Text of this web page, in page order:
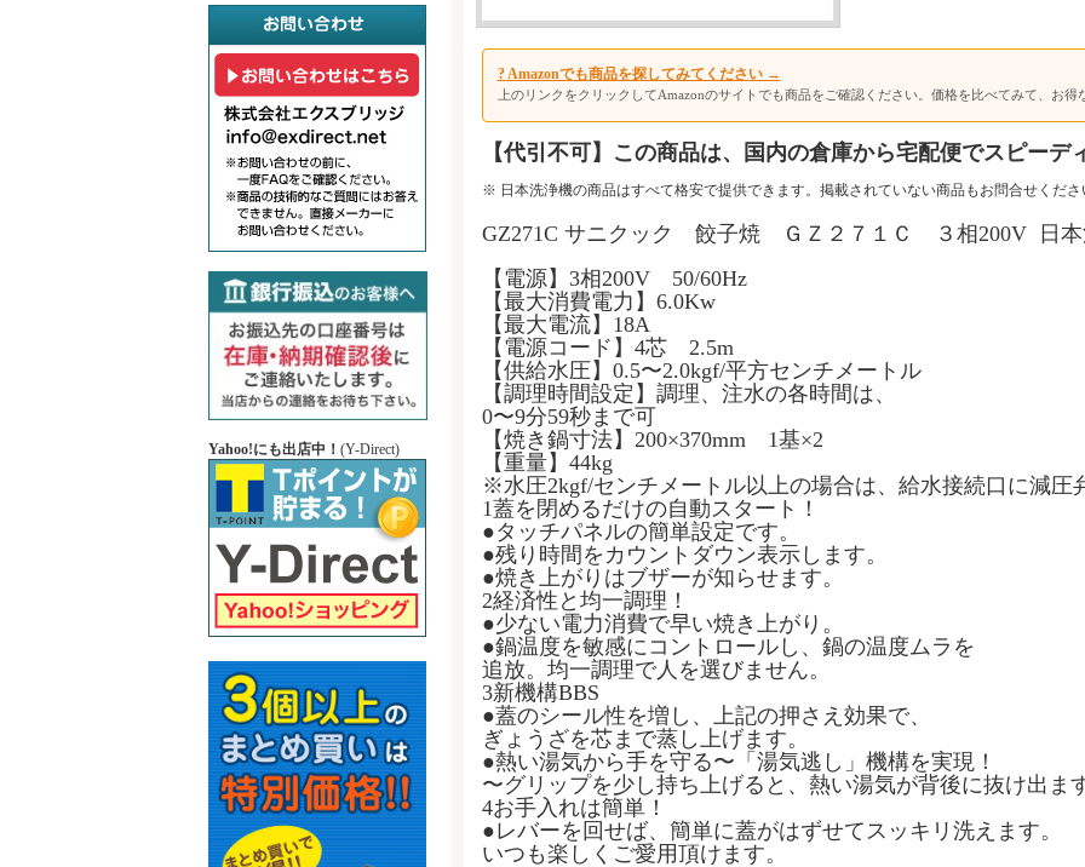
Yahoo!にも出店中！ (Y-Direct)
? Amazonでも商品を探してみてください →
上のリンクをクリックしてAmazonのサイトでも商品をご確認ください。価格を比べてみて、お得
【代引不可】この商品は、国内の倉庫から宅配便でスピーデ
※ 日本洗浄機の商品はすべて格安で提供できます。掲載されていない商品もお問合せくださ
GZ271C サニクック 餃子焼 ＧＺ２７１Ｃ ３相200V
日
【電源】3相200V 50/60Hz
【最大消費電力】6.0Kw
【最大電流】18A
【電源コード】4芯 2.5m
【供給水圧】0.5〜2.0kgf/平方センチメートル
【調理時間設定】調理、注水の各時間は、
0〜9分59秒まで可
【焼き鍋寸法】200×370mm 1基×2
【重量】44kg
※水圧2kgf/センチメートル以上の場合は、給水接続口に減圧
1蓋を閉めるだけの自動スタート！
●タッチパネルの簡単設定です。
●残り時間をカウントダウン表示します。
●焼き上がりはブザーが知らせます。
2経済性と均一調理！
●少ない電力消費で早い焼き上がり。
●鍋温度を敏感にコントロールし、鍋の温度ムラを
追放。均一調理で人を選びません。
3新機構BBS
●蓋のシール性を増し、上記の押さえ効果で、
ぎょうざを芯まで蒸し上げます。
●熱い湯気から手を守る〜「湯気逃し」機構を実現！
〜グリップを少し持ち上げると、熱い湯気が背後に抜け出ま
4お手入れは簡単！
●レバーを回せば、簡単に蓋がはずせてスッキリ洗えます。
いつも楽しくご愛用頂けます。